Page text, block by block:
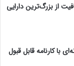
از بزرگ‌ترین دارایی
با کارنامه قابل قبول